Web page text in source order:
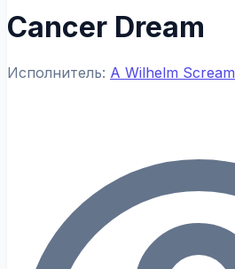
Cancer Dream
Исполнитель: A Wilhelm Scream